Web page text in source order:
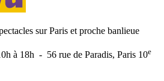
sur Paris et proche banlieue
à 18h - 56 rue de Paradis, Paris 10e